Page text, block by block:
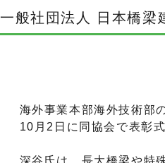
一般社団法人 日本橋梁
海外事業本部海外技術部
10月2日に同協会で表彰式
深谷氏は、長大橋梁や特